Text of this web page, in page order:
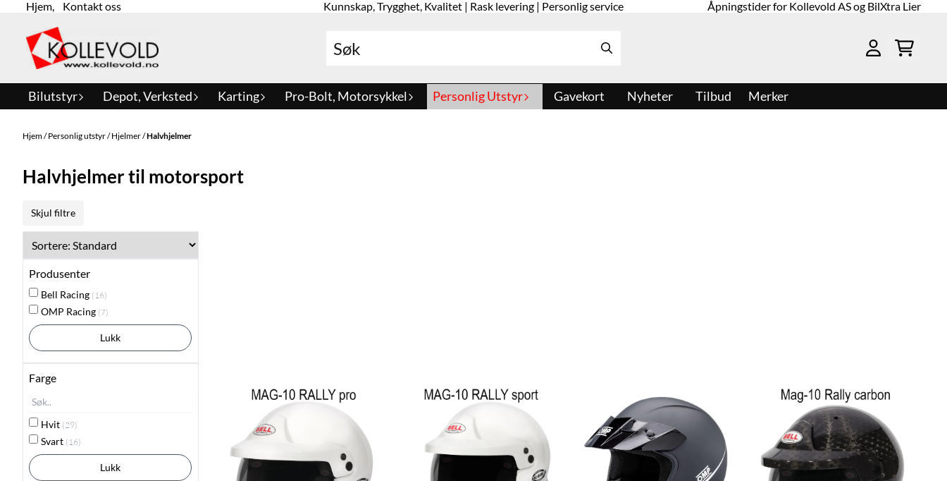
Hopp til innhold
Hjem, Kontakt oss Kunnskap, Trygghet, Kvalitet | Rask levering | Personlig service Åpningstider for Kollevold AS og BilXtra Lier
Bilutstyr Depot, Verksted Karting Pro-Bolt, Motorsykkel Personlig Utstyr Gavekort Nyheter Tilbud Merker
Hjem/Personlig utstyr/Hjelmer/Halvhjelmer
Halvhjelmer til motorsport
Skjul filtre
Produsenter
Bell Racing (16)
OMP Racing (7)
Lukk
Farge
Hvit (29)
Svart (16)
Lukk